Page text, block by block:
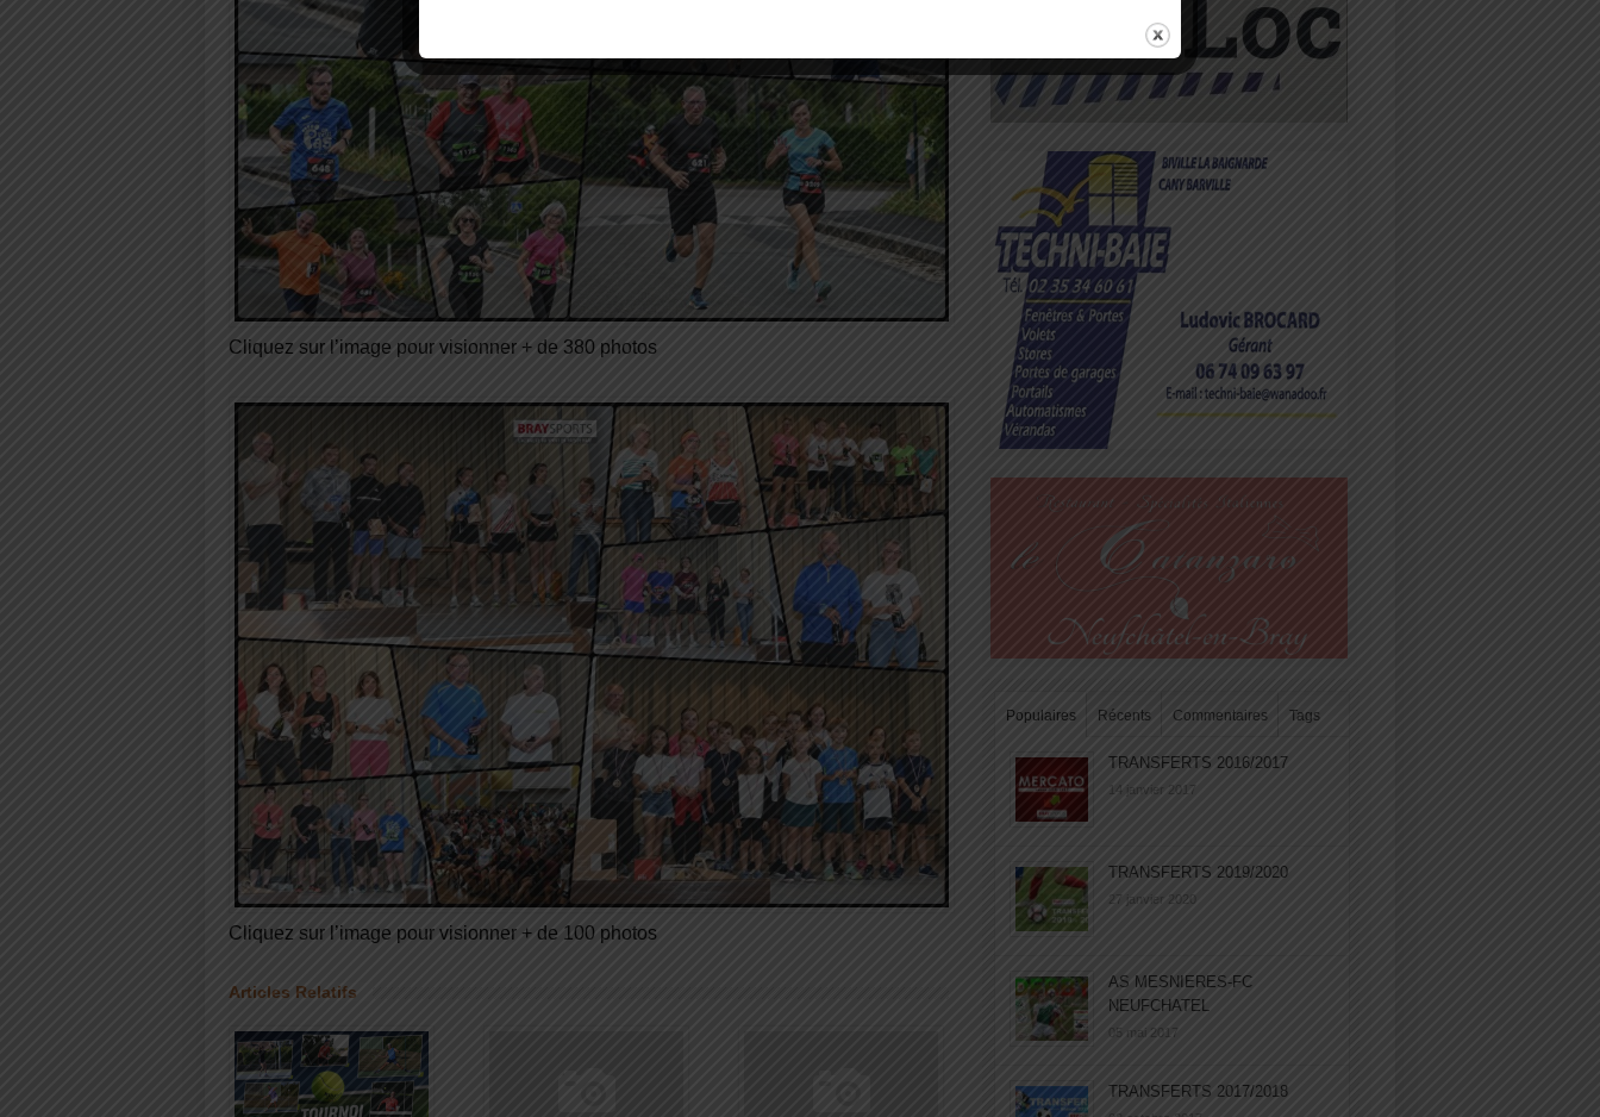
Cliquez sur l’image pour visionner + de 380 photos
Cliquez sur l’image pour visionner + de 100 photos
Articles Relatifs
Populaires Récents Commentaires Tags
TRANSFERTS 2016/2017
14 janvier 2017
TRANSFERTS 2019/2020
27 janvier 2020
AS MESNIERES-FC
NEUFCHATEL
05 mai 2017
TRANSFERTS 2017/2018